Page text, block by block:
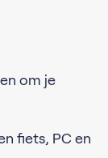
om je
fiets, PC en